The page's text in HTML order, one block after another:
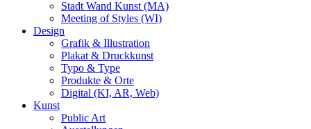
Stadt Wand Kunst (MA)
Meeting of Styles (WI)
Design
Grafik & Illustration
Plakat & Druckkunst
Typo & Type
Produkte & Orte
Digital (KI, AR, Web)
Kunst
Public Art